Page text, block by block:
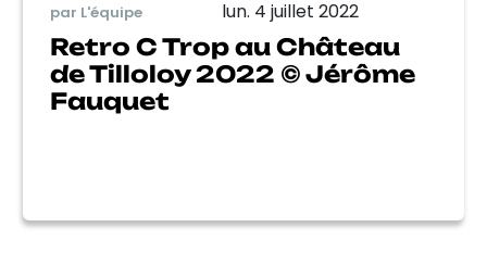
par L'équipe lun. 4 juillet 2022
Retro C Trop au Château
de Tilloloy 2022 © Jérôme
Fauquet